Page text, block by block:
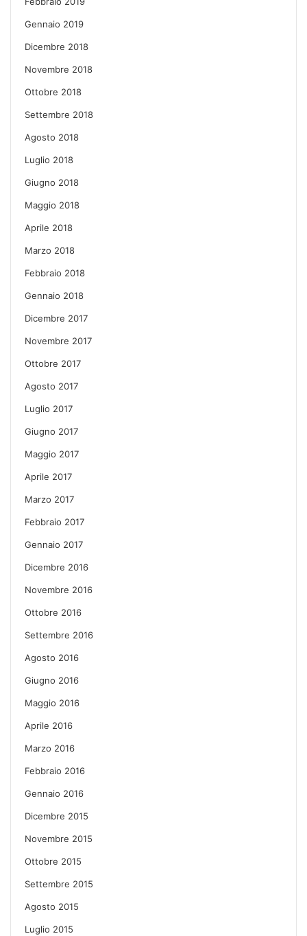
Gennaio 2019
Dicembre 2018
Novembre 2018
Ottobre 2018
Settembre 2018
Agosto 2018
Luglio 2018
Giugno 2018
Maggio 2018
Aprile 2018
Marzo 2018
Febbraio 2018
Gennaio 2018
Dicembre 2017
Novembre 2017
Ottobre 2017
Agosto 2017
Luglio 2017
Giugno 2017
Maggio 2017
Aprile 2017
Marzo 2017
Febbraio 2017
Gennaio 2017
Dicembre 2016
Novembre 2016
Ottobre 2016
Settembre 2016
Agosto 2016
Giugno 2016
Maggio 2016
Aprile 2016
Marzo 2016
Febbraio 2016
Gennaio 2016
Dicembre 2015
Novembre 2015
Ottobre 2015
Settembre 2015
Agosto 2015
Luglio 2015